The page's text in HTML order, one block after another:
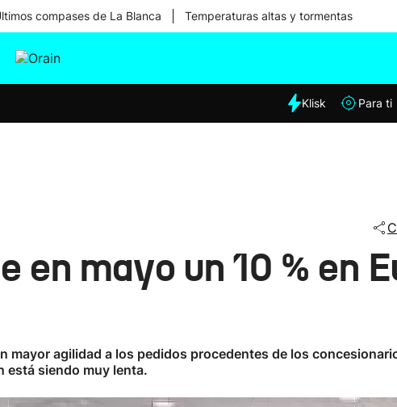
compases de La Blanca Temperaturas altas y tormentas
Klisk Para ti
mayo un 10 % en
agilidad a los pedidos procedentes de los
está siendo muy lenta.